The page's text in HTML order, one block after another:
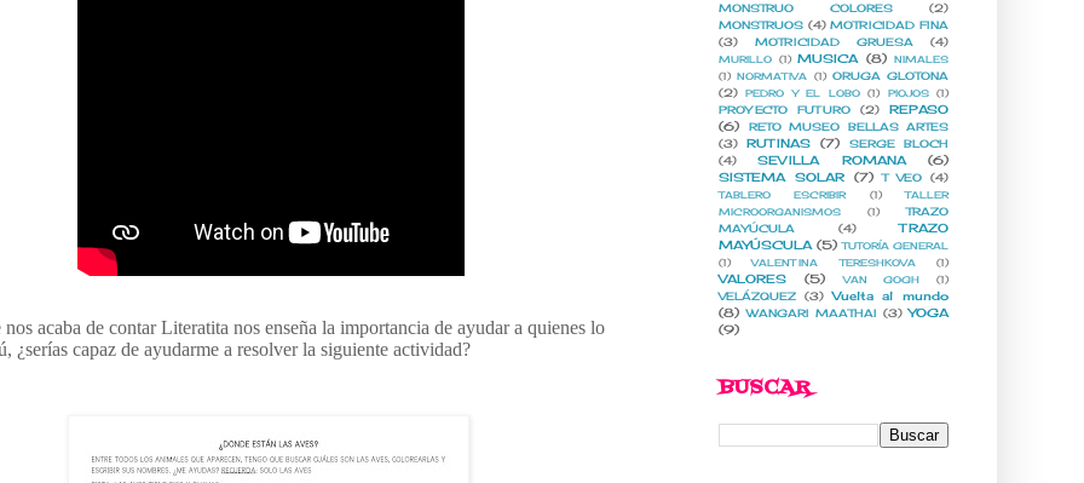
acaba de contar Literatita nos enseña la importancia de ayudar a quienes lo
¿serías capaz de ayudarme a resolver la siguiente actividad?
MONSTRUO COLORES
(2)
MONSTRUOS (4) MOTRICIDAD FINA
(3)
MOTRICIDAD GRUESA (4)
MURILLO (1) MUSICA (8)
NIMALES
(1) NORMATIVA (1) ORUGA GLOTONA
(2)
PEDRO Y EL LOBO (1) PIOJOS (1)
PROYECTO FUTURO (2)
REPASO
(6)
RETO MUSEO BELLAS ARTES
(3)
RUTINAS (7)
SERGE BLOCH
(4)
SEVILLA ROMANA
(6)
SISTEMA SOLAR
(7) T VEO (4)
TABLERO ESCRIBIR (1)
TALLER
MICROORGANISMOS
(1)
TRAZO
MAYÚCULA
(4)
TRAZO
MAYÚSCULA (5) TUTORÍA GENERAL
(1)
VALENTINA TERESHKOVA (1)
VALORES (5) VAN GOGH (1)
VELÁZQUEZ (3)
Vuelta al mundo
(8) WANGARI MAATHAI (3) YOGA
(9)
BUSCAR